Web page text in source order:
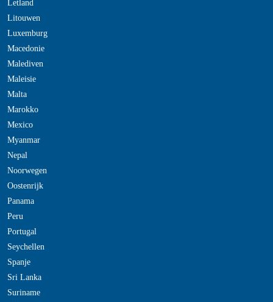
Letland
Litouwen
Luxemburg
Macedonie
Malediven
Maleisie
Malta
Marokko
Mexico
Myanmar
Nepal
Noorwegen
Oostenrijk
Panama
Peru
Portugal
Seychellen
Spanje
Sri Lanka
Suriname